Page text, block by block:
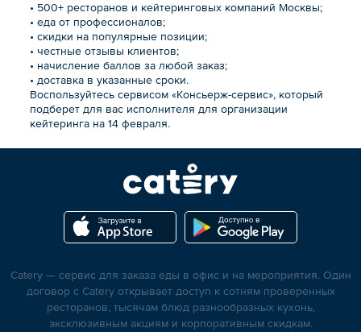
• 500+ ресторанов и кейтеринговых компаний Москвы;
• еда от профессионалов;
• скидки на популярные позиции;
• честные отзывы клиентов;
• начисление баллов за любой заказ;
• доставка в указанные сроки.
Воспользуйтесь сервисом «Консьерж-сервис», который
подберет для вас исполнителя для организации
кейтеринга на 14 февраля.
Catery — сервис для заказа еды в офис и на мероприятия. Один
договор с Catery открывает доступ к сотням проверенных
ресторанов, тысячам блюд разнообразных кухонь,
эксклюзивным акциям и корпоративным скидкам.